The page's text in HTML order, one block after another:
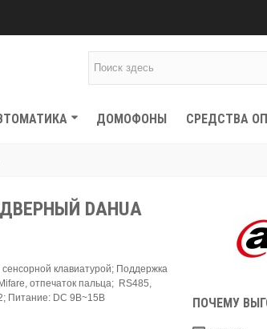
ДОМОФОНЫ СРЕДСТВА
DAHUA
клавиатурой; Поддержка
отпечаток пальца; RS485,
Питание: DC 9В~15B
ПОЧЕМУ